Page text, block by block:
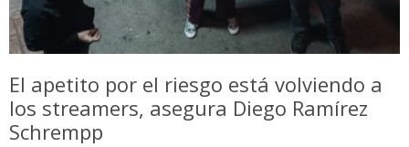
El apetito por el riesgo está volviendo a
los streamers, asegura Diego Ramírez
Schrempp